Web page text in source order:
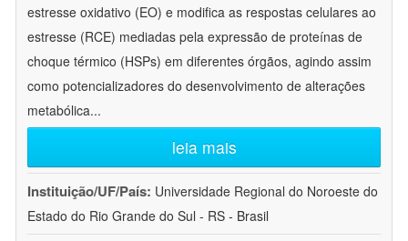
estresse oxidativo (EO) e modifica as respostas celulares ao
estresse (RCE) mediadas pela expressão de proteínas de
choque térmico (HSPs) em diferentes órgãos, agindo assim
como potencializadores do desenvolvimento de alterações
metabólica...
leia mais
Instituição/UF/País: Universidade Regional do Noroeste do
Estado do Rio Grande do Sul - RS - Brasil